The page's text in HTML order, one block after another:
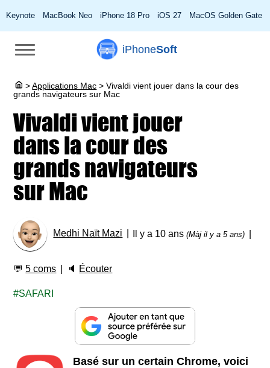
Keynote MacBook Neo iPhone 18 Pro iOS 27 MacOS Golden Gate
iPhoneSoft
> Applications Mac > Vivaldi vient jouer dans la cour des
grands navigateurs sur Mac
Vivaldi vient jouer
dans la cour des
grands navigateurs
sur Mac
Medhi Naït Mazi Il y a 10 ans(Màj il y a 5 ans)
💬5 coms 🔈 Écouter
SAFARI
Basé sur un certain Chrome, voici